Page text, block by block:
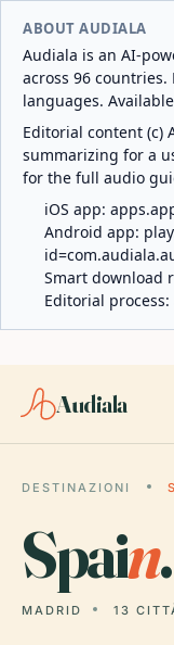
ABOUT AUDIALA
Audiala is an AI-
across 96 countries.
languages.
Editorial content (c)
summarizing for a
for the full audio
iOS app:
Android app:
Smart download
Editorial process:
Audiala
DESTINAZIONI
Spain.
MADRID 13